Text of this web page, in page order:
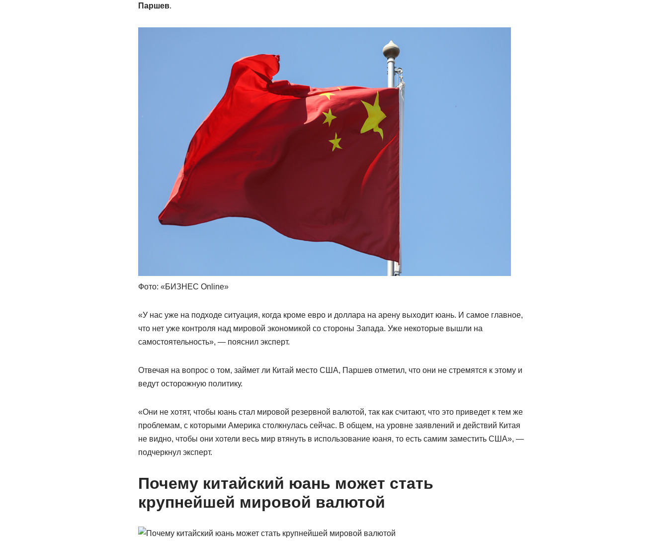
Паршев.
Фото: «БИЗНЕС Online»
«У нас уже на подходе ситуация, когда кроме евро и доллара на арену выходит юань. И самое главное,
что нет уже контроля над мировой экономикой со стороны Запада. Уже некоторые вышли на
самостоятельность», — пояснил эксперт.
Отвечая на вопрос о том, займет ли Китай место США, Паршев отметил, что они не стремятся к этому и
ведут осторожную политику.
«Они не хотят, чтобы юань стал мировой резервной валютой, так как считают, что это приведет к тем же
проблемам, с которыми Америка столкнулась сейчас. В общем, на уровне заявлений и действий Китая
не видно, чтобы они хотели весь мир втянуть в использование юаня, то есть самим заместить США», —
подчеркнул эксперт.
Почему китайский юань может стать
крупнейшей мировой валютой